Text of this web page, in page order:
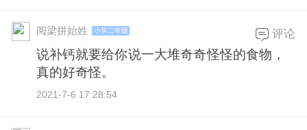
阅梁拼始姓 小学二年级
说补钙就要给你说一大堆奇奇怪怪的食物，
真的好奇怪。
2021-7-6 17:28:54
评论